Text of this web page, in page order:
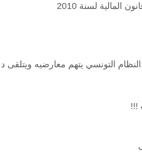
لسنة 2010
التونسي يتهم معارضيه ويتلقى
!!!